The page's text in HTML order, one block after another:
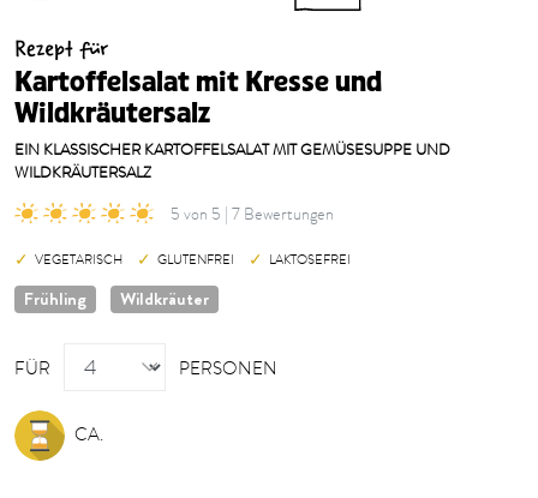
Rezept für
Kartoffelsalat mit Kresse und
Wildkräutersalz
EIN KLASSISCHER KARTOFFELSALAT MIT GEMÜSESUPPE UND
WILDKRÄUTERSALZ
5 von 5 | 7 Bewertungen
VEGETARISCH GLUTENFREI LAKTOSEFREI
Frühling Wildkräuter
FÜR
PERSONEN
PERSONEN
CA.